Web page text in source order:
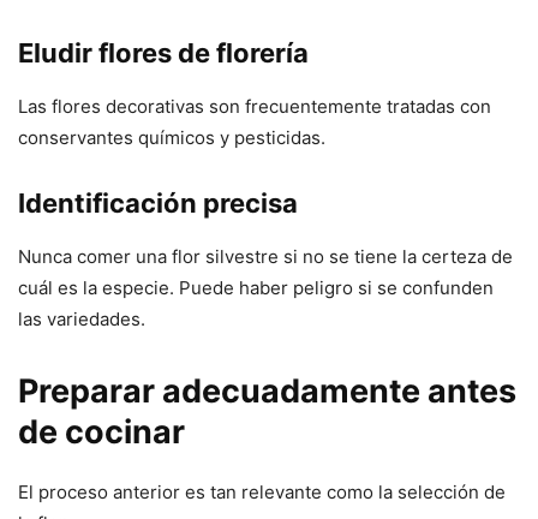
Eludir flores de florería
Las flores decorativas son frecuentemente tratadas con
conservantes químicos y pesticidas.
Identificación precisa
Nunca comer una flor silvestre si no se tiene la certeza de
cuál es la especie. Puede haber peligro si se confunden
las variedades.
Preparar adecuadamente antes
de cocinar
El proceso anterior es tan relevante como la selección de